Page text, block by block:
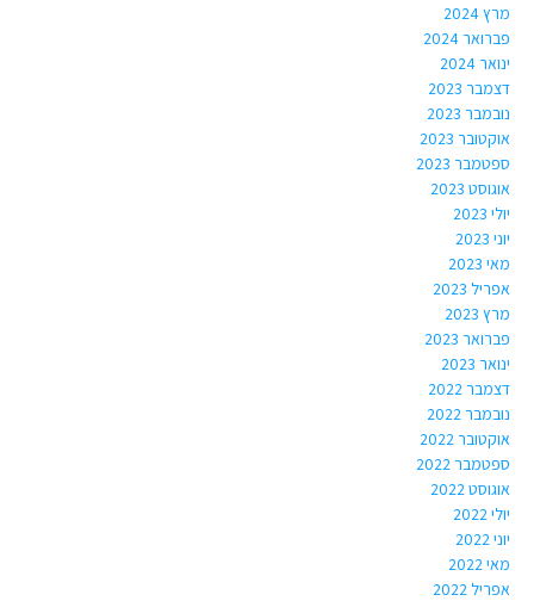
מרץ 2024
פברואר 2024
ינואר 2024
דצמבר 2023
נובמבר 2023
אוקטובר 2023
ספטמבר 2023
אוגוסט 2023
יולי 2023
יוני 2023
מאי 2023
אפריל 2023
מרץ 2023
פברואר 2023
ינואר 2023
דצמבר 2022
נובמבר 2022
אוקטובר 2022
ספטמבר 2022
אוגוסט 2022
יולי 2022
יוני 2022
מאי 2022
אפריל 2022